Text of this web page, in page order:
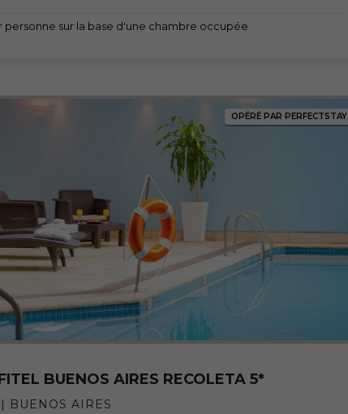
personne sur la base d'une chambre occupée
OPÉRÉ PAR PERFECTSTAY
BUENOS AIRES RECOLETA 5*
BUENOS AIRES